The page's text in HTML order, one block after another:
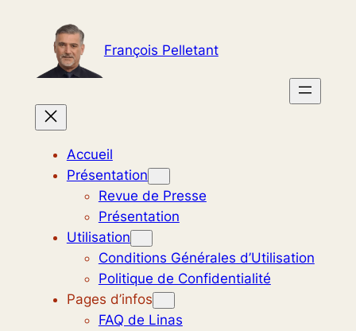
contenu
François Pelletant
Accueil
Présentation
Revue de Presse
Présentation
Utilisation
Conditions Générales d’Utilisation
Politique de Confidentialité
Pages d’infos
FAQ de Linas